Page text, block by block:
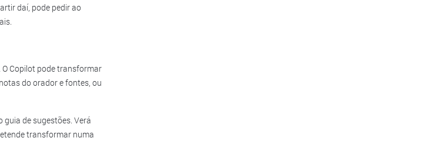
daí, pode pedir ao
Copilot pode transformar
do orador e fontes, ou
de sugestões. Verá
transformar numa